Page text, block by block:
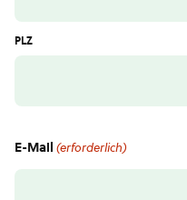
PLZ
E-Mail (erforderlich)